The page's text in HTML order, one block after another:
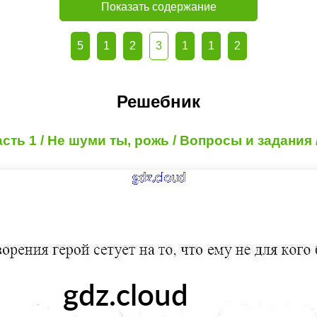
Показать содержание
5 1 2 3 1 1 2
Решебник
1 / Не шуми ты, рожь / Вопросы и задания